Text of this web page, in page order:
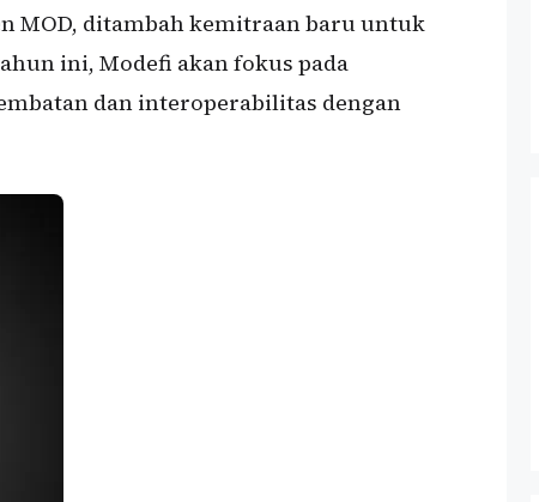
MOD, ditambah kemitraan baru untuk
ini, Modefi akan fokus pada
dan interoperabilitas dengan